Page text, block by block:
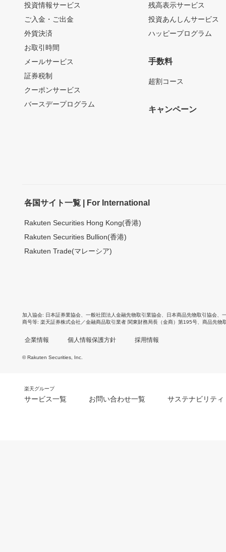
投資情報サービス
ご入金・ご出金
外貨決済
お取引時間
メールサービス
証券税制
クーポンサービス
バースデープログラム
残高表示サービス
投資あんしんサービス
ハッピープログラム
手数料
超割コース
キャンペーン
各国サイト一覧 | For International
Rakuten Securities Hong Kong(香港)
Rakuten Securities Bullion(香港)
Rakuten Trade(マレーシア)
加入協会 日本証券業協会 一般社団法人金融先物取引業協会 日本商品先物取引協会
商号等 楽天証券株式会社／金融商品取引業者 関東財務局長（金商）第195号、商品先物
企業情報 個人情報保護方針 採用情報
© Rakuten Securities, Inc.
楽天グループ
サービス一覧 お問い合わせ一覧 サステナビリティ